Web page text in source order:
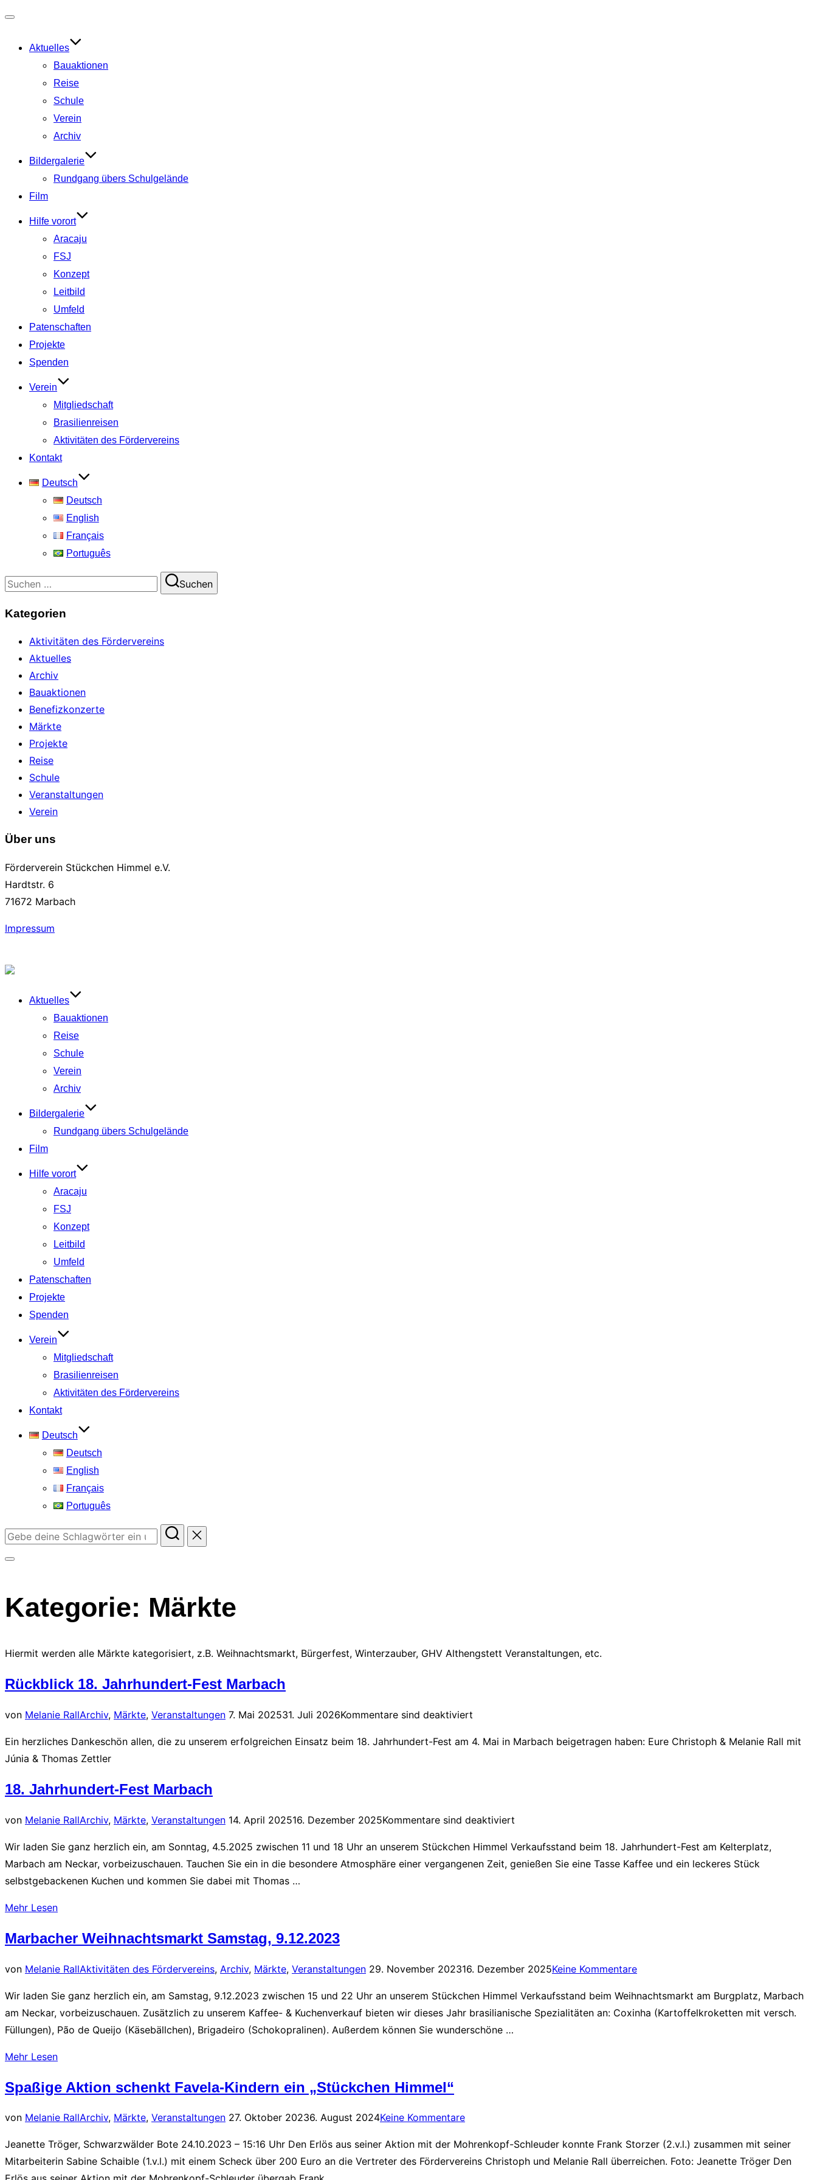
umschalten
Aktuelles
Bauaktionen
Reise
Schule
Verein
Archiv
Bildergalerie
Rundgang übers Schulgelände
Film
Hilfe vorort
Aracaju
FSJ
Konzept
Leitbild
Umfeld
Patenschaften
Projekte
Spenden
Verein
Mitgliedschaft
Brasilienreisen
Aktivitäten des Fördervereins
Kontakt
Deutsch
Deutsch
English
Français
Português
Suchen
Suchen
Kategorien
Aktivitäten des Fördervereins
Aktuelles
Archiv
Bauaktionen
Benefizkonzerte
Märkte
Projekte
Reise
Schule
Veranstaltungen
Verein
Über uns
Förderverein Stückchen Himmel e.V.
Hardtstr. 6
71672 Marbach
Impressum
Inhalt
Aktuelles
Bauaktionen
Reise
Schule
Verein
Archiv
Bildergalerie
Rundgang übers Schulgelände
Film
Hilfe vorort
Aracaju
FSJ
Konzept
Leitbild
Umfeld
Patenschaften
Projekte
Spenden
Verein
Mitgliedschaft
Brasilienreisen
Aktivitäten des Fördervereins
Kontakt
Deutsch
Deutsch
English
Français
Português
Suchen
Navigation
umschalten
Kategorie: Märkte
Hiermit werden alle Märkte kategorisiert, z.B. Weihnachtsmarkt, Bürgerfest, Winterzauber, GHV Althengstett Veranstaltungen, etc.
Rückblick 18. Jahrhundert-Fest Marbach
von Melanie RallArchiv, Märkte, VeranstaltungenVeröffentlicht
7. Mai 202531. Juli 2026Kommentare sind deaktiviert
Ein herzliches Dankeschön allen, die zu unserem erfolgreichen Einsatz beim 18. Jahrhundert-Fest am 4. Mai in Marbach beigetragen haben: Eure Christoph & Melanie Rall mit
Júnia & Thomas Zettler
18. Jahrhundert-Fest Marbach
von Melanie RallArchiv, Märkte, VeranstaltungenVeröffentlicht
14. April 202516. Dezember 2025Kommentare sind deaktiviert
Wir laden Sie ganz herzlich ein, am Sonntag, 4.5.2025 zwischen 11 und 18 Uhr an unserem Stückchen Himmel Verkaufsstand beim 18. Jahrhundert-Fest am Kelterplatz,
Marbach am Neckar, vorbeizuschauen. Tauchen Sie ein in die besondere Atmosphäre einer vergangenen Zeit, genießen Sie eine Tasse Kaffee und ein leckeres Stück
selbstgebackenen Kuchen und kommen Sie dabei mit Thomas …
Mehr über
Jahrhundert-
Marbach“
Lesen
Marbacher Weihnachtsmarkt Samstag, 9.12.2023
von Melanie RallAktivitäten des Fördervereins, Archiv, Märkte, VeranstaltungenVeröffentlicht
29. November 202316. Dezember 2025Keine Kommentare
Wir laden Sie ganz herzlich ein, am Samstag, 9.12.2023 zwischen 15 und 22 Uhr an unserem Stückchen Himmel Verkaufsstand beim Weihnachtsmarkt am Burgplatz, Marbach
am Neckar, vorbeizuschauen. Zusätzlich zu unserem Kaffee- & Kuchenverkauf bieten wir dieses Jahr brasilianische Spezialitäten an: Coxinha (Kartoffelkroketten mit versch.
Füllungen), Pão de Queijo (Käsebällchen), Brigadeiro (Schokopralinen). Außerdem können Sie wunderschöne …
Mehr über
Weihnachtsmarkt
9.12.2023“
Lesen
Spaßige Aktion schenkt Favela-Kindern ein „Stückchen Himmel“
von Melanie RallArchiv, Märkte, VeranstaltungenVeröffentlicht
27. Oktober 20236. August 2024Keine Kommentare
Jeanette Tröger, Schwarzwälder Bote 24.10.2023 – 15:16 Uhr Den Erlös aus seiner Aktion mit der Mohrenkopf-Schleuder konnte Frank Storzer (2.v.l.) zusammen mit seiner
Mitarbeiterin Sabine Schaible (1.v.l.) mit einem Scheck über 200 Euro an die Vertreter des Fördervereins Christoph und Melanie Rall überreichen. Foto: Jeanette Tröger Den